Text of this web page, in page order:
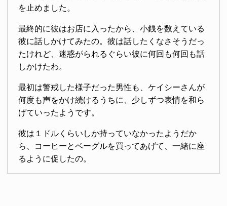
を止めました。
最終的に彼はお店に入ったから、小銭を数えている
彼に話しかけてみたの。彼は話したくなさそうだっ
たけれど、迷惑がられるぐらい彼に何回も何回も話
しかけたわ。
最初は警戒した様子だった男性も、ケイシーさんが
何度も声をかけ続けるうちに、少しずつ表情を和ら
げていったようです。
彼は１ドルくらいしか持っていなかったようだか
ら、コーヒーとベーグルを買ってあげて、一緒に座
るように促したの。